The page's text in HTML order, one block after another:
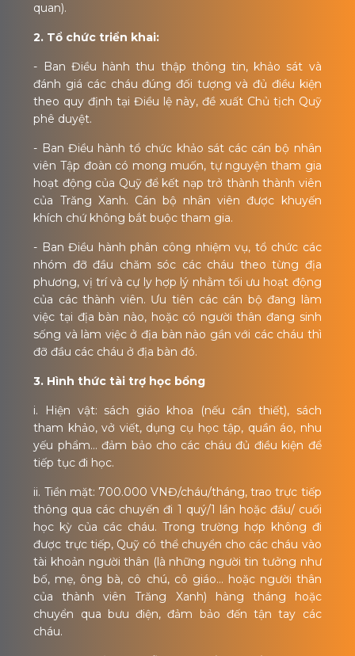
quan).
2. Tổ chức triển khai:
- Ban Điều hành thu thập thông tin, khảo sát và
đánh giá các cháu đúng đối tượng và đủ điều kiện
theo quy định tại Điều lệ này, đề xuất Chủ tịch Quỹ
phê duyệt.
- Ban Điều hành tổ chức khảo sát các cán bộ nhân
viên Tập đoàn có mong muốn, tự nguyện tham gia
hoạt động của Quỹ để kết nạp trở thành thành viên
của Trăng Xanh. Cán bộ nhân viên được khuyến
khích chứ không bắt buộc tham gia.
- Ban Điều hành phân công nhiệm vụ, tổ chức các
nhóm đỡ đầu chăm sóc các cháu theo từng địa
phương, vị trí và cự ly hợp lý nhằm tối ưu hoạt động
của các thành viên. Ưu tiên các cán bộ đang làm
việc tại địa bàn nào, hoặc có người thân đang sinh
sống và làm việc ở địa bàn nào gần với các cháu thì
đỡ đầu các cháu ở địa bàn đó.
3. Hình thức tài trợ học bổng
i. Hiện vật: sách giáo khoa (nếu cần thiết), sách
tham khảo, vở viết, dụng cụ học tập, quần áo, nhu
yếu phẩm... đảm bảo cho các cháu đủ điều kiện để
tiếp tục đi học.
ii. Tiền mặt: 700.000 VNĐ/cháu/tháng, trao trực tiếp
thông qua các chuyến đi 1 quý/1 lần hoặc đầu/ cuối
học kỳ của các cháu. Trong trường hợp không đi
được trực tiếp, Quỹ có thể chuyển cho các cháu vào
tài khoản người thân (là những người tin tưởng như
bố, mẹ, ông bà, cô chú, cô giáo… hoặc người thân
của thành viên Trăng Xanh) hàng tháng hoặc
chuyển qua bưu điện, đảm bảo đến tận tay các
cháu.